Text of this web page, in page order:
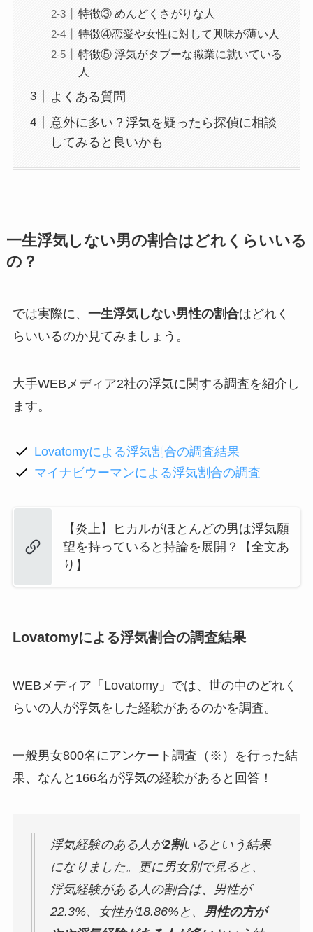
特徴③ めんどくさがりな人
特徴④恋愛や女性に対して興味が薄い人
特徴⑤ 浮気がタブーな職業に就いている
人
よくある質問
意外に多い？浮気を疑ったら探偵に相談
してみると良いかも
一生浮気しない男の割合はどれくらいいる
の？
では実際に、 一生浮気しない男性の割合はどれく
らいいるのか見てみましょう。
大手WEBメディア2社の浮気に関する調査を紹介し
ます。
Lovatomyによる浮気割合の調査結果
マイナビウーマンによる浮気割合の調査
【炎上】ヒカルがほとんどの男は浮気願
望を持っていると持論を展開？【全文あ
り】
Lovatomyによる浮気割合の調査結果
WEBメディア「Lovatomy」では、世の中のどれく
らいの人が浮気をした経験があるのかを調査。
一般男女800名にアンケート調査（※）を行った結
果、なんと166名が浮気の経験があると回答！
浮気経験のある人が2割いるという結果
になりました。更に男女別で見ると、
浮気経験がある人の割合は、男性が
22.3%、女性が18.86%と、
男性の方が